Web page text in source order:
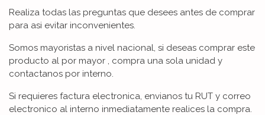
Realiza todas las preguntas que desees antes de comprar
para asi evitar inconvenientes.
Somos mayoristas a nivel nacional, si deseas comprar este
producto al por mayor , compra una sola unidad y
contactanos por interno.
Si requieres factura electronica, envianos tu RUT y correo
electronico al interno inmediatamente realices la compra.